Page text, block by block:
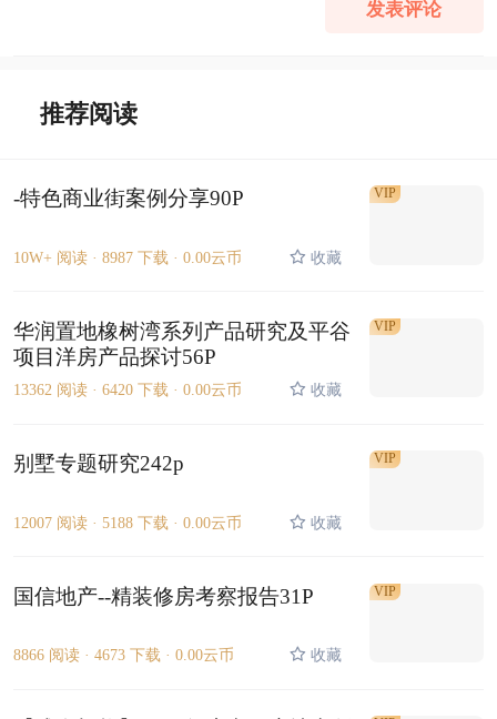
发表评论
推荐阅读
-特色商业街案例分享90P
10W+ 阅读 · 8987 下载 · 0.00云币 收藏
VIP
华润置地橡树湾系列产品研究及平谷
项目洋房产品探讨56P
13362 阅读 · 6420 下载 · 0.00云币 收藏
VIP
别墅专题研究242p
12007 阅读 · 5188 下载 · 0.00云币 收藏
VIP
国信地产--精装修房考察报告31P
8866 阅读 · 4673 下载 · 0.00云币 收藏
VIP